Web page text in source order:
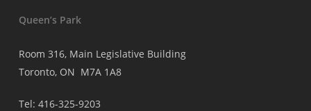
Queen’s Park
Room 316, Main Legislative Building
Toronto, ON M7A 1A8
Tel: 416-325-9203